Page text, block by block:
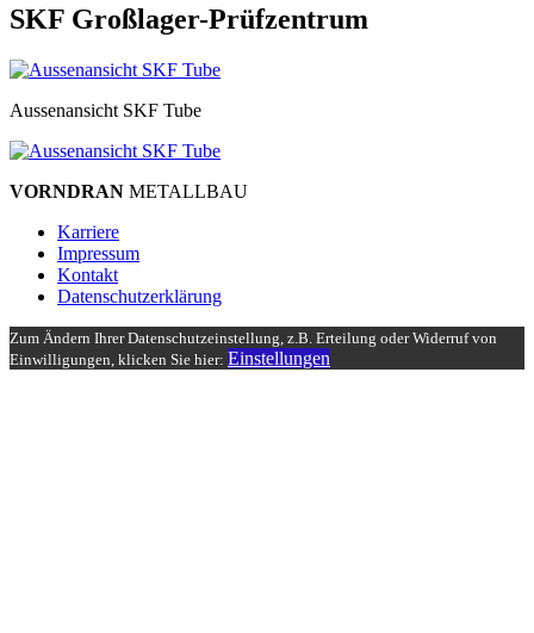
SKF Großlager-Prüfzentrum
Aussenansicht SKF Tube
VORNDRAN METALLBAU
Karriere
Impressum
Kontakt
Datenschutzerklärung
Zum Ändern Ihrer Datenschutzeinstellung, z.B. Erteilung oder Widerruf von
Einwilligungen, klicken Sie hier: Einstellungen